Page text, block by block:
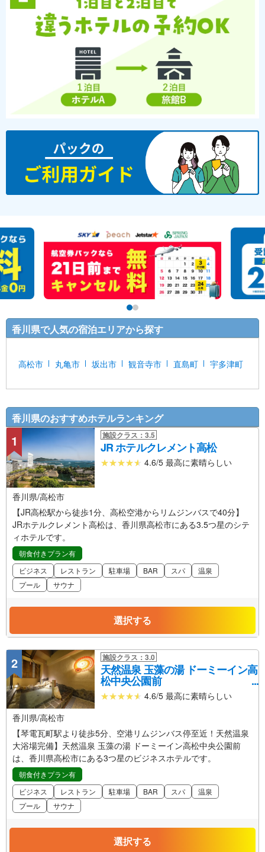
香川県で人気の宿泊エリアから探す
高松市 丸亀市 坂出市 観音寺市 直島町 宇多津町
香川県のおすすめホテルランキング
1 施設クラス：3.5
JR ホテルクレメント高松
4.6/5 最高に素晴らしい
香川県/高松市
【JR高松駅から徒歩1分、高松空港からリムジンバスで40分】
JRホテルクレメント高松は、香川県高松市にある3.5つ星のシテ
ィホテルです。
朝食付きプラン有
ビジネス
レストラン 駐車場 BAR スパ
温泉
プール
サウナ
選択する
2 施設クラス：3.0
天然温泉 玉藻の湯 ドーミーイン高
松中央公園前
4.6/5 最高に素晴らしい
香川県/高松市
【琴電瓦町駅より徒歩5分、空港リムジンバス停至近！天然温泉
大浴場完備】天然温泉 玉藻の湯 ドーミーイン高松中央公園前
は、香川県高松市にある3つ星のビジネスホテルです。
朝食付きプラン有
ビジネス
レストラン 駐車場 BAR スパ
温泉
プール
サウナ
選択する